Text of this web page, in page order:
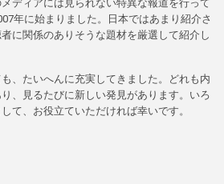
ディアには見られない特異な報道を行って
年に始まりました。日本ではあまり紹介さ
に関係のありそうな題材を厳選して紹介し
、たいへんに充実してきました。どれも内
、見るたびに新しい発見があります。いろ
て、お役立ていただければ幸いです。